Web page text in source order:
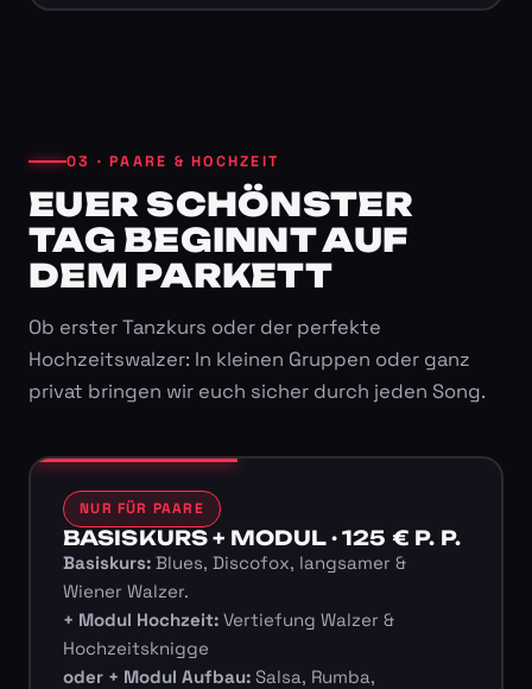
03 · PAARE & HOCHZEIT
EUER SCHÖNSTER
TAG BEGINNT AUF
DEM PARKETT
Ob erster Tanzkurs oder der perfekte
Hochzeitswalzer: In kleinen Gruppen oder ganz
privat bringen wir euch sicher durch jeden Song.
NUR FÜR PAARE
BASISKURS + MODUL · 125 € P. P.
Basiskurs:Blues, Discofox, langsamer &
Wiener Walzer.
+ Modul Hochzeit:Vertiefung Walzer &
Hochzeitsknigge
oder + Modul Aufbau:Salsa, Rumba,